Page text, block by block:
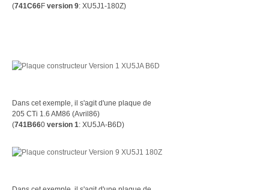
(741C66F version 9: XU5J1-180Z)
Dans cet exemple, il s'agit d'une plaque de
205 CTi 1.6 AM86 (Avril86)
(741B660 version 1: XU5JA-B6D)